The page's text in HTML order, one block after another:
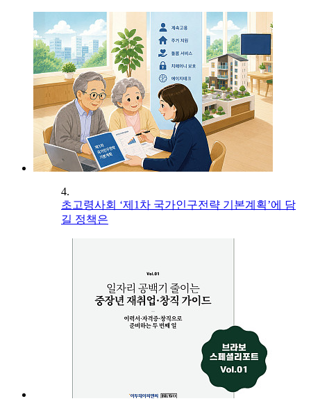
4.
초고령사회 ‘제1차 국가인구전략 기본계획’에 담
길 정책은